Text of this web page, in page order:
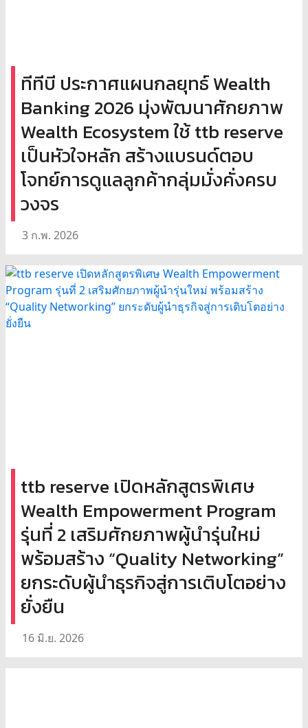
ทีทีบี ประกาศแผนกลยุทธ์ Wealth
Banking 2026 มุ่งพัฒนาศักยภาพ
Wealth Ecosystem ใช้ ttb reserve
เป็นหัวใจหลัก สร้างแบรนด์ตอบ
โจทย์การดูแลลูกค้ากลุ่มมั่งคั่งครบ
วงจร
3 ก.พ. 2026
ttb reserve เปิดหลักสูตรพิเศษ
Wealth Empowerment Program
รุ่นที่ 2 เสริมศักยภาพผู้นำรุ่นใหม่
พร้อมสร้าง “Quality Networking”
ยกระดับผู้นำธุรกิจสู่การเติบโตอย่าง
ยั่งยืน
16 มิ.ย. 2026